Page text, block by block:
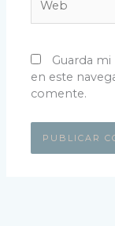
Guarda
en este
comente.